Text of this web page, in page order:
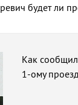
будет ли
Как
1-ому